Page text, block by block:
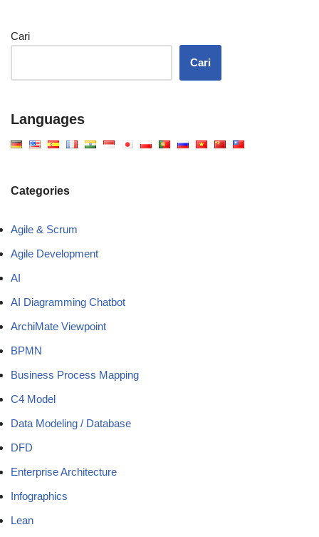
Cari
Cari
Languages
Categories
Agile & Scrum
Agile Development
AI
AI Diagramming Chatbot
ArchiMate Viewpoint
BPMN
Business Process Mapping
C4 Model
Data Modeling / Database
DFD
Enterprise Architecture
Infographics
Lean